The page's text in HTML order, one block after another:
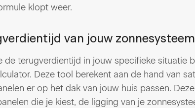
klopt weer.
van jouw zonnesysteem
de terugverdientijd in jouw specifieke situatie
Deze tool berekent aan de hand van
er op het dak van jouw huis passen.
die je kiest, de ligging van je